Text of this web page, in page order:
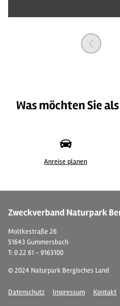
Was möchten Sie
Anreise planen
Zweckverband Naturpark
Moltkestraße 26
51643 Gummersbach
T: 0 22 61 - 9163100
© 2024 Naturpark Bergisches Land
Datenschutz Impressum Kontakt